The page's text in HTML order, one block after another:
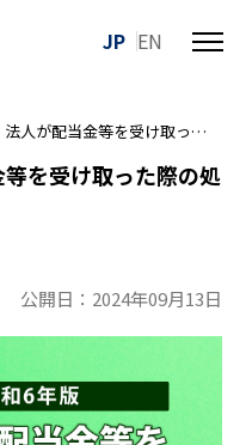
JP EN
メ
を
当金等を受け取った際の処理上の注意点
等を受け取った際の処
公開日：2024年09月13日